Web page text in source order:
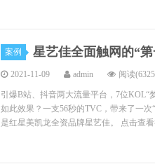
案例 星艺佳全面触网的“
2021-11-09 admin 阅读
引爆B站、抖音两大流量平台，7位
如此效果？一支56秒的TVC，带来了一次
是红星美凯龙全资品牌星艺佳。 点击查